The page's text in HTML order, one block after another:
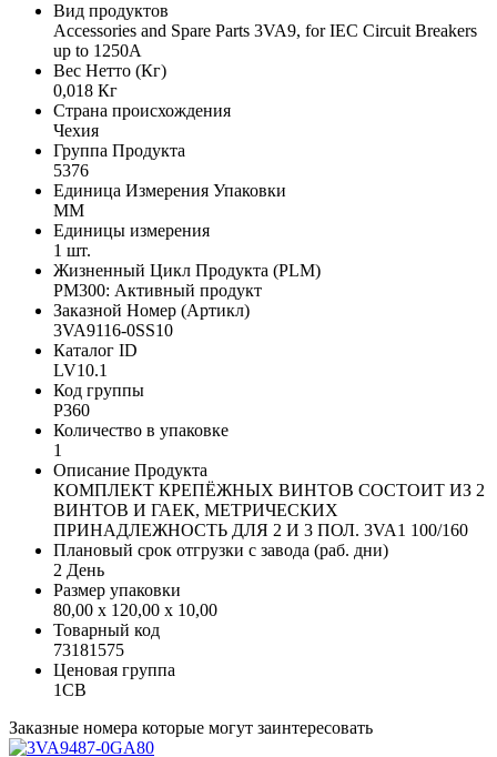
Вид продуктов
Accessories and Spare Parts 3VA9, for IEC Circuit Breakers
up to 1250A
Вес Нетто (Кг)
0,018 Кг
Страна происхождения
Чехия
Группа Продукта
5376
Единица Измерения Упаковки
MM
Единицы измерения
1 шт.
Жизненный Цикл Продукта (PLM)
PM300: Активный продукт
Заказной Номер (Артикл)
3VA9116-0SS10
Каталог ID
LV10.1
Код группы
P360
Количество в упаковке
1
Описание Продукта
КОМПЛЕКТ КРЕПЁЖНЫХ ВИНТОВ СОСТОИТ ИЗ 2
ВИНТОВ И ГАЕК, МЕТРИЧЕСКИХ
ПРИНАДЛЕЖНОСТЬ ДЛЯ 2 И 3 ПОЛ. 3VA1 100/160
Плановый срок отгрузки с завода (раб. дни)
2 День
Размер упаковки
80,00 x 120,00 x 10,00
Товарный код
73181575
Ценовая группа
1CB
Заказные номера которые могут заинтересовать